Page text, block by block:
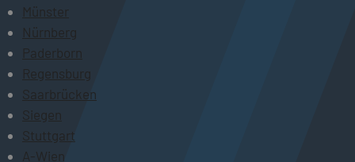
Münster
Nürnberg
Paderborn
Regensburg
Saarbrücken
Siegen
Stuttgart
A-Wien